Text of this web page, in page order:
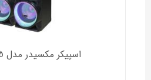
اسپیکر مکسیدر مدل AL-230 LP5